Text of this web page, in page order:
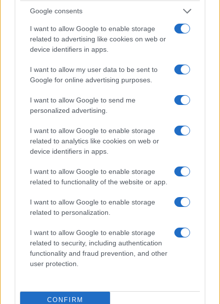
Google consents
I want to allow Google to enable storage
related to advertising like cookies on web or
device identifiers in apps.
I want to allow my user data to be sent to
Google for online advertising purposes.
I want to allow Google to send me
personalized advertising.
I want to allow Google to enable storage
related to analytics like cookies on web or
device identifiers in apps.
I want to allow Google to enable storage
related to functionality of the website or app.
I want to allow Google to enable storage
related to personalization.
I want to allow Google to enable storage
related to security, including authentication
functionality and fraud prevention, and other
user protection.
CONFIRM